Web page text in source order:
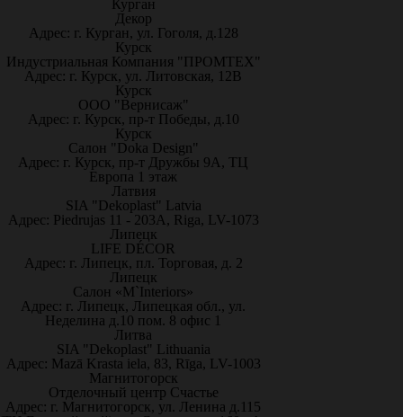
Курган
Декор
Адрес: г. Курган, ул. Гоголя, д.128
Курск
Индустриальная Компания "ПРОМТЕХ"
Адрес: г. Курск, ул. Литовская, 12В
Курск
ООО "Вернисаж"
Адрес: г. Курск, пр-т Победы, д.10
Курск
Салон "Doka Design"
Адрес: г. Курск, пр-т Дружбы 9А, ТЦ
Европа 1 этаж
Латвия
SIA "Dekoplast" Latvia
Адрес: Piedrujas 11 - 203A, Riga, LV-1073
Липецк
LIFE DÉCOR
Адрес: г. Липецк, пл. Торговая, д. 2
Липецк
Салон «M`Interiors»
Адрес: г. Липецк, Липецкая обл., ул.
Неделина д.10 пом. 8 офис 1
Литва
SIA "Dekoplast" Lithuania
Адрес: Mazā Krasta iela, 83, Rīga, LV-1003
Магнитогорск
Отделочный центр Счастье
Адрес: г. Магнитогорск, ул. Ленина д.115